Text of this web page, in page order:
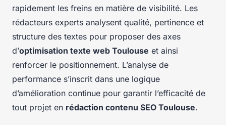
rapidement les freins en matière de visibilité. Les
rédacteurs experts analysent qualité, pertinence et
structure des textes pour proposer des axes
d’optimisation texte web Toulouse et ainsi
renforcer le positionnement. L’analyse de
performance s’inscrit dans une logique
d’amélioration continue pour garantir l’efficacité de
tout projet en rédaction contenu SEO Toulouse.